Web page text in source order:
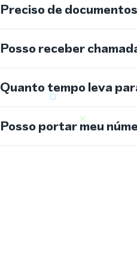
Preciso de
Posso receber
Quanto tempo leva
Posso portar meu